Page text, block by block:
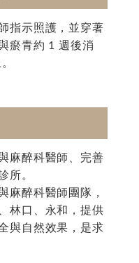
指示照護，並穿著
瘀青約 1 週後消
麻醉科醫師、完善
所。
麻醉科醫師團隊，
林口、永和，提供
與自然效果，是求